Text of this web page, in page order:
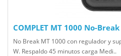
COMPLET MT 1000 No-Break
No Break MT 1000 con regulador y
W. Respaldo 45 minutos carga Medi..